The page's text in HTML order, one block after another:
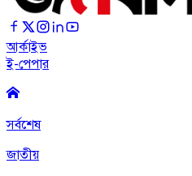
আর্কাইভ
ই-পেপার
সর্বশেষ
জাতীয়